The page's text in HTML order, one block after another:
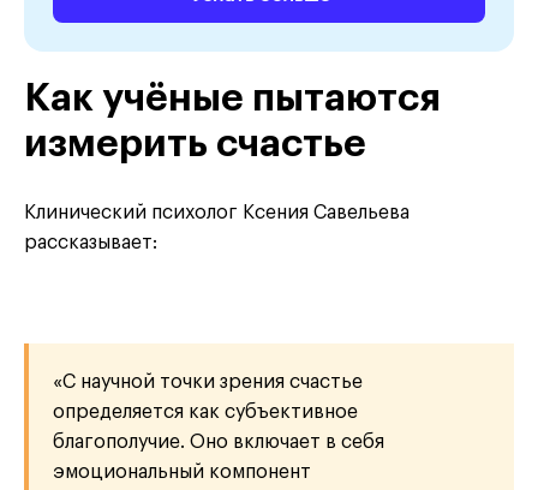
Как учёные пытаются
измерить счастье
Клинический психолог Ксения Савельева
рассказывает:
«С научной точки зрения счастье
определяется как субъективное
благополучие. Оно включает в себя
эмоциональный компонент